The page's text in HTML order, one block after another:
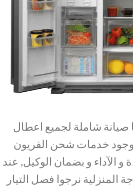
صيانة شاملة لجميع اعطال
وجود خدمات شحن الفريون
و الآداء و بضمان الوكيل, عند
المنزلية نرجوا فصل التيار